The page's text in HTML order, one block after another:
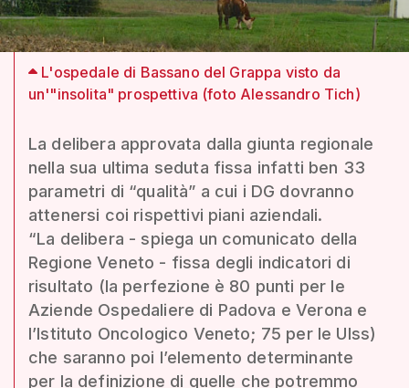
L'ospedale di Bassano del Grappa visto da
un'"insolita" prospettiva (foto Alessandro Tich)
La delibera approvata dalla giunta regionale
nella sua ultima seduta fissa infatti ben 33
parametri di “qualità” a cui i DG dovranno
attenersi coi rispettivi piani aziendali.
“La delibera - spiega un comunicato della
Regione Veneto - fissa degli indicatori di
risultato (la perfezione è 80 punti per le
Aziende Ospedaliere di Padova e Verona e
l’Istituto Oncologico Veneto; 75 per le Ulss)
che saranno poi l’elemento determinante
per la definizione di quelle che potremmo